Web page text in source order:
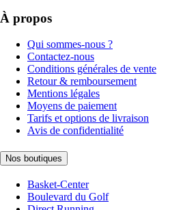
À propos
Qui sommes-nous ?
Contactez-nous
Conditions générales de vente
Retour & remboursement
Mentions légales
Moyens de paiement
Tarifs et options de livraison
Avis de confidentialité
Nos boutiques
Basket-Center
Boulevard du Golf